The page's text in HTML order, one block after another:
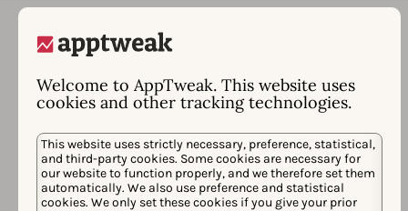
Welcome to AppTweak. This website uses
cookies and other tracking technologies.
This website uses strictly necessary, preference, statistical,
and third-party cookies. Some cookies are necessary for
our website to function properly, and we therefore set them
automatically. We also use preference and statistical
cookies. We only set these cookies if you give your prior
お客様の声
Elizaveta Kostyukhina